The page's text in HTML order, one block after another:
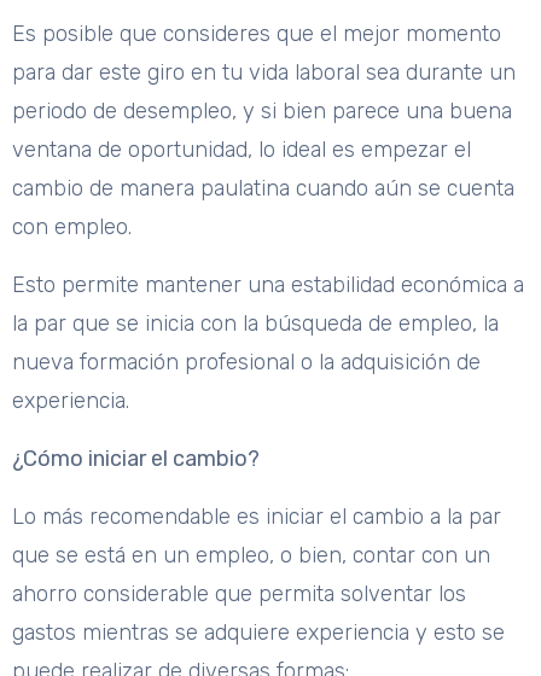
Es posible que consideres que el mejor momento
para dar este giro en tu vida laboral sea durante un
periodo de desempleo, y si bien parece una buena
ventana de oportunidad, lo ideal es empezar el
cambio de manera paulatina cuando aún se cuenta
con empleo.
Esto permite mantener una estabilidad económica a
la par que se inicia con la búsqueda de empleo, la
nueva formación profesional o la adquisición de
experiencia.
¿Cómo iniciar el cambio?
Lo más recomendable es iniciar el cambio a la par
que se está en un empleo, o bien, contar con un
ahorro considerable que permita solventar los
gastos mientras se adquiere experiencia y esto se